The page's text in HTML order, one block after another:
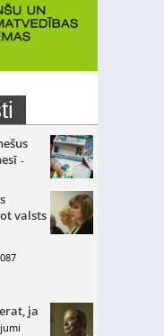
-
valsts
ja